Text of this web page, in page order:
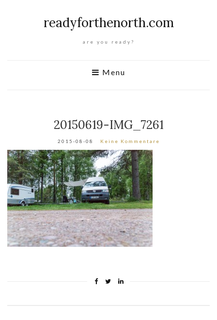
readyforthenorth.com
are you ready?
Menu
20150619-IMG_7261
2015-08-08 Keine Kommentare